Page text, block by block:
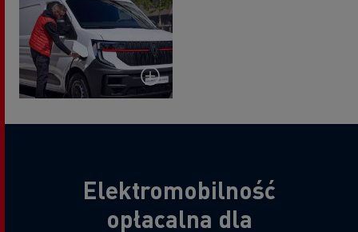
Elektromobilność
opłacalna dla